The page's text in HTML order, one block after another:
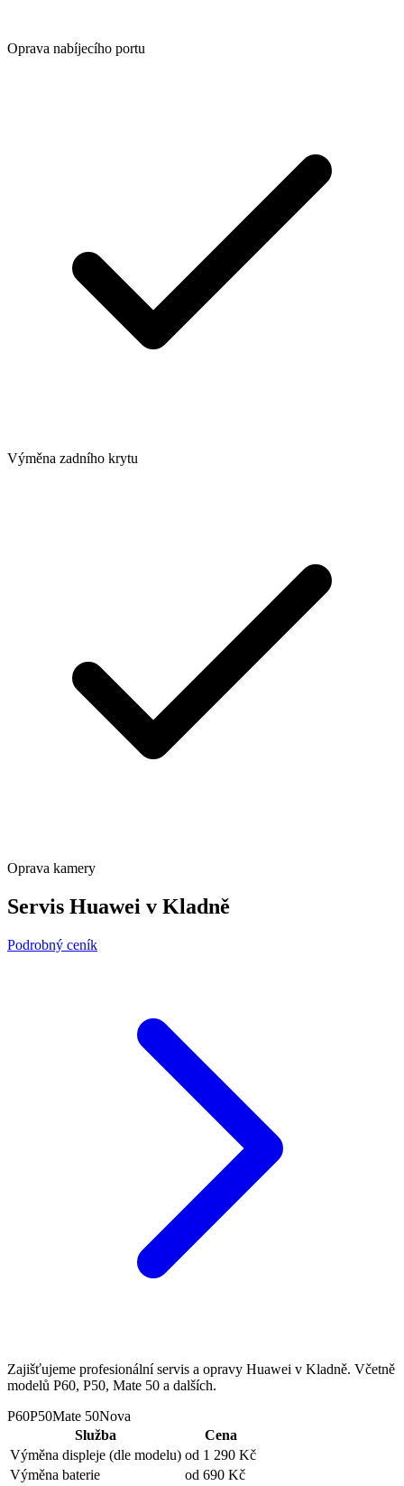
Oprava nabíjecího portu
Výměna zadního krytu
Oprava kamery
Servis Huawei v Kladně
Podrobný ceník
Zajišťujeme profesionální servis a opravy Huawei v Kladně. Včetně
modelů P60, P50, Mate 50 a dalších.
P60P50Mate 50Nova
Služba
Cena
Výměna displeje (dle modelu) od 1 290 Kč
Výměna baterie
od 690 Kč